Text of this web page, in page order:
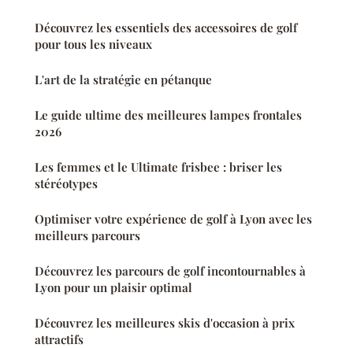
Découvrez les essentiels des accessoires de golf
pour tous les niveaux
L'art de la stratégie en pétanque
Le guide ultime des meilleures lampes frontales
2026
Les femmes et le Ultimate frisbee : briser les
stéréotypes
Optimiser votre expérience de golf à Lyon avec les
meilleurs parcours
Découvrez les parcours de golf incontournables à
Lyon pour un plaisir optimal
Découvrez les meilleures skis d'occasion à prix
attractifs